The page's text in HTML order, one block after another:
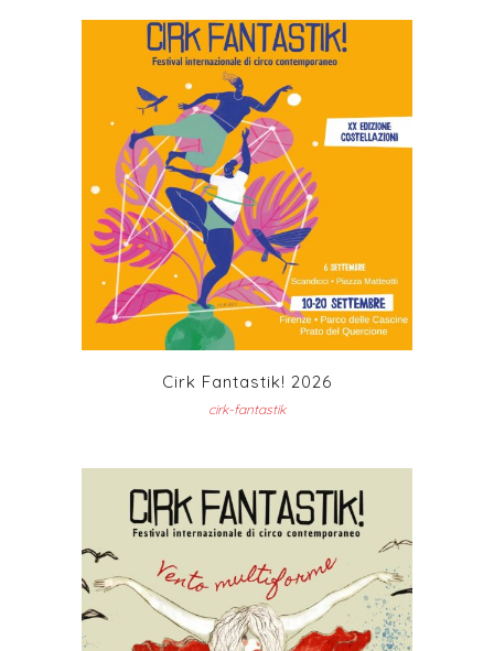
Cirk Fantastik! 2026
cirk-fantastik